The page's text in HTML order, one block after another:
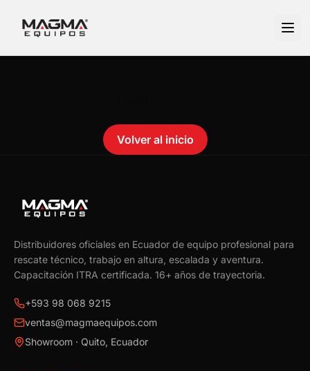
Volver al inicio
Distribuidores oficiales en Ecuador de equipo profesional para
rescate técnico, trabajo en altura, escalada y aventura.
Capacitación ITRA certificada. 16+ años de trayectoria.
+593 98 068 9215
ventas@magmaequipos.com
Showroom · Quito, Ecuador